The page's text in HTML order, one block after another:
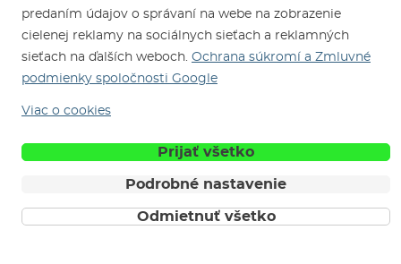
Servis a opravy
Sme tu pre Vás od roku 1996
Obchodné podmienkyCookiesOchrana osobných údajov
predaním údajov o správaní na webe na zobrazenie
cielenej reklamy na sociálnych sieťach a reklamných
sieťach na ďalších weboch. Ochrana súkromí a Zmluvné
podmienky spoločnosti Google
Viac o cookies
Prijať všetko
Podrobné nastavenie
Odmietnuť všetko